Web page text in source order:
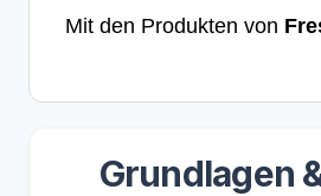
Mit den Produkten von
Grundlagen